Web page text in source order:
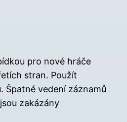
pro nové hráče
stran. Použít
Špatné vedení záznamů
zakázány